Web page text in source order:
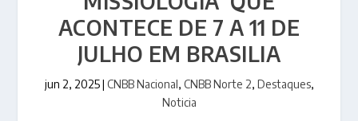
ACONTECE DE 7 A 11 DE
JULHO EM BRASILIA
jun 2, 2025| CNBB Nacional, CNBB Norte 2, Destaques,
Noticia